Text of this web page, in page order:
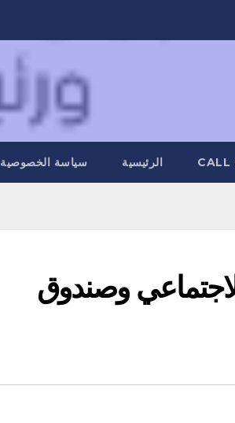
الرئيسية سياسة الخصوصية
وصندوق